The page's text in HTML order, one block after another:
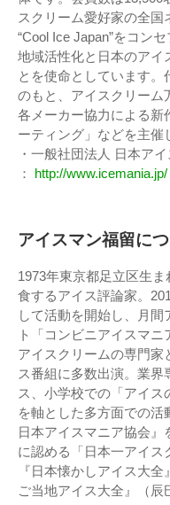
スクリーム愛好家の全国
“Cool Ice Japan”をコン
地域活性化と日本のアイ
とを使命としています
のもと、アイスクリーム
各メーカー協力による
ーティング」などを主催
・一般社団法人 日本ア
： http://www.icemania.jp/
アイスマン福留に
1973年東京都足立区生
食するアイス評論家。
して活動を開始し、月
ト「コンビニアイスマニ
アイスクリームの専門家
ス番組に多数出演。業
ス、小学校での「アイス
を軸とした多方面での活
日本アイスマニア協会
に認める「日本一アイス
『日本懐かしアイス大
ご当地アイス大全』（辰